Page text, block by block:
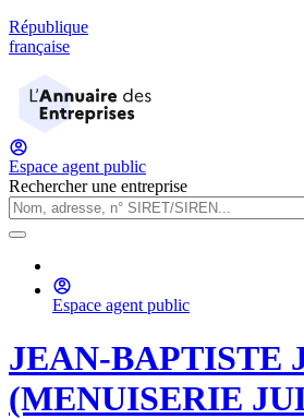
République
française
Espace agent public
Rechercher une entreprise
Espace agent public
JEAN-BAPTISTE
(MENUISERIE